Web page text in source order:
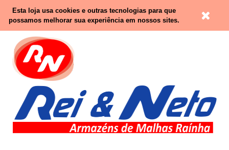
Contacte-nos
Esta loja usa cookies e outras tecnologias para que
possamos melhorar sua experiência em nossos sites.